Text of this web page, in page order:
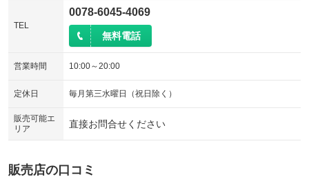
TEL
0078-6045-4069
無料電話
営業時間 10:00～20:00
定休日 毎月第三水曜日（祝日除く）
販売可能エ
リア
直接お問合せください
販売店の口コミ